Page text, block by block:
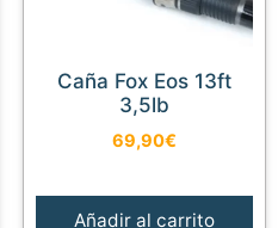
Caña Fox Eos 13ft
3,5lb
69,90€
Añadir al carrito